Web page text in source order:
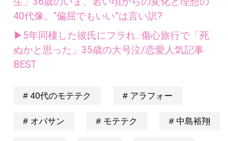
40代像。“偏屈でもいい”は言い訳?
▶5年同棲した彼氏にフラれ...傷心旅行で「死
ぬかと思った」35歳の大号泣/恋愛人気記事
BEST
40代のモテテク アラフォー
オバサン モテテク 中島裕翔